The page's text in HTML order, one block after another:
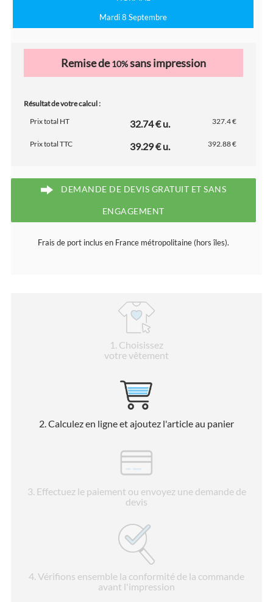
Mardi 8 Septembre
Remise de10%sans impression
Résultat de votre calcul :
Prix total HT
32.74 € u. 327.4 €
Prix total TTC 39.29 € u. 392.88 €
DEMANDE DE DEVIS GRATUIT ET SANS
ENGAGEMENT
Frais de port inclus en France métropolitaine (hors îles).
1 . Choisissez
votre vêtement
2. Calculez en ligne et ajoutez l'article au panier
3. Effectuez le paiement ou envoyez une demande de
devis
4. Vérifions ensemble la conformité de la commande
avant l'impression